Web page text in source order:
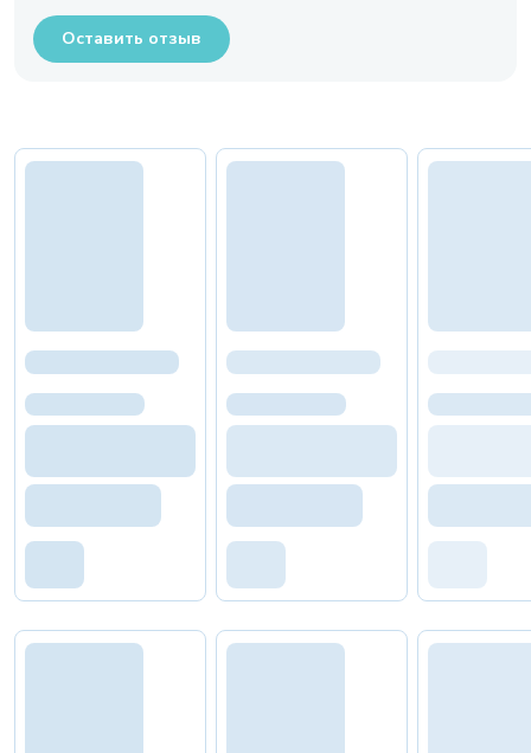
Оставить отзыв